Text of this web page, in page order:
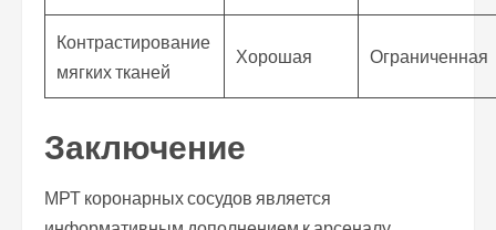
Контрастирование
мягких тканей
Хорошая Ограниченная
Заключение
МРТ коронарных сосудов является